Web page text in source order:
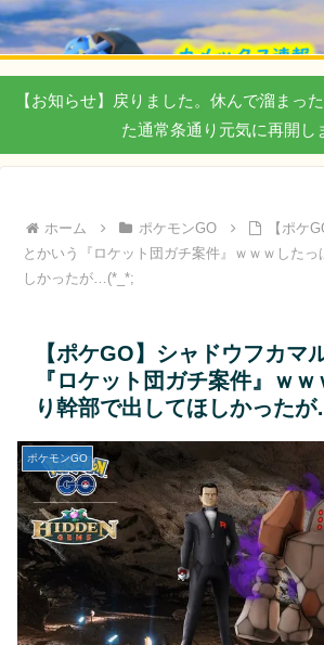
【お知らせ】戻りました。休んで溜まっ
た通常条通り元気に再開し
ホーム ポケモンGO
【ポケ
とかいう『ロケット団ガチ案件』ｗｗｗした
しかったが…(*_*;
【ポケGO】シャドウフカマ
『ロケット団ガチ案件』ｗ
り幹部で出してほしかった
ポケモンGO